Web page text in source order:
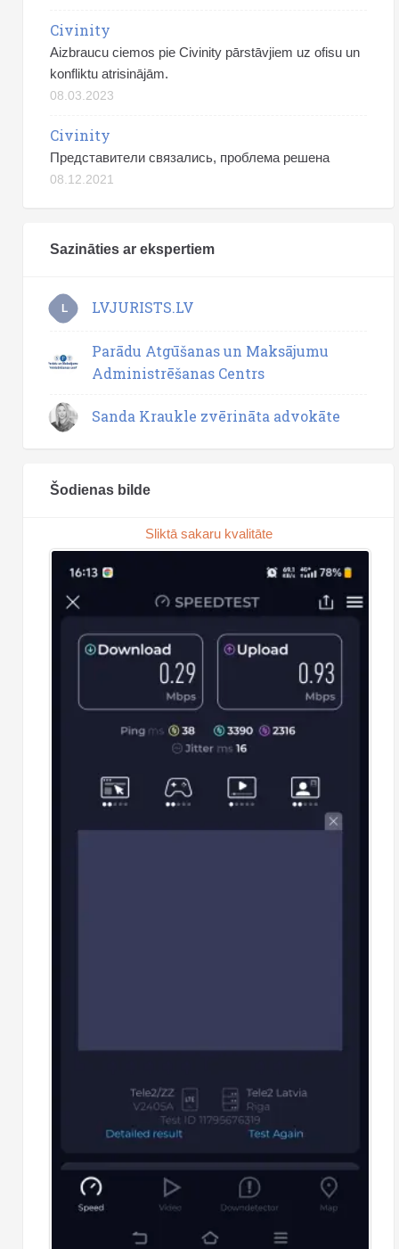
Civinity
Aizbraucu ciemos pie Civinity pārstāvjiem uz ofisu un
konfliktu atrisinājām.
08.03.2023
Civinity
Представители связались, проблема решена
08.12.2021
Sazināties ar ekspertiem
L LVJURISTS.LV
Parādu Atgūšanas un Maksājumu
Administrēšanas Centrs
Sanda Kraukle zvērināta advokāte
Šodienas bilde
Sliktā sakaru kvalitāte